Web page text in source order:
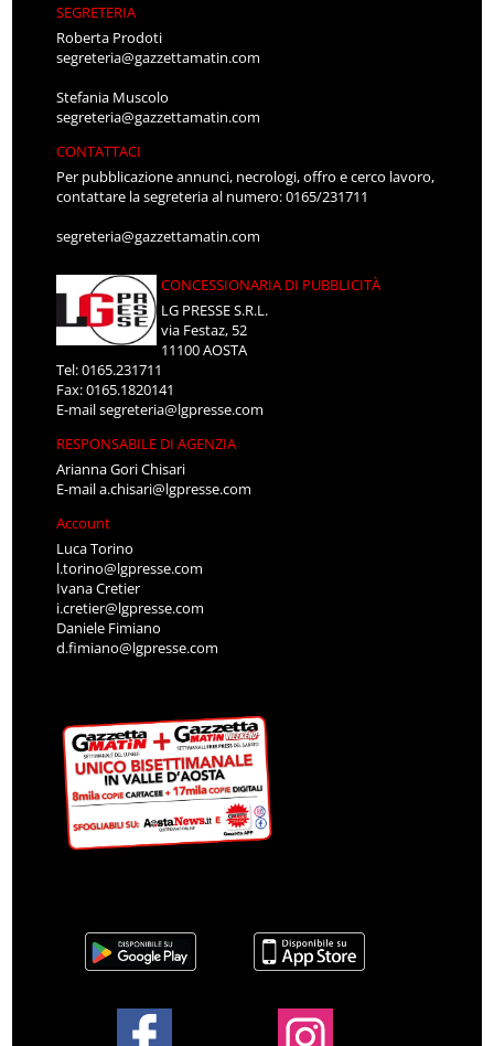
SEGRETERIA
Roberta Prodoti
segreteria@gazzettamatin.com
Stefania Muscolo
segreteria@gazzettamatin.com
CONTATTACI
Per pubblicazione annunci, necrologi, offro e cerco lavoro,
contattare la segreteria al numero: 0165/231711
segreteria@gazzettamatin.com
CONCESSIONARIA DI PUBBLICITÀ
LG PRESSE S.R.L.
via Festaz, 52
11100 AOSTA
Tel: 0165.231711
Fax: 0165.1820141
E-mailsegreteria@lgpresse.com
RESPONSABILE DI AGENZIA
Arianna Gori Chisari
E-maila.chisari@lgpresse.com
Account
Luca Torino
l.torino@lgpresse.com
Ivana Cretier
i.cretier@lgpresse.com
Daniele Fimiano
d.fimiano@lgpresse.com